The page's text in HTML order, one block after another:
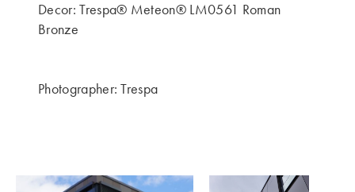
KARIERA
NASZA WIZJA I WARTOŚCI
HISTORIA
PURA® NFC VISUALISER
Decor: Trespa® Meteon® LM0561 Roman
Bronze
Photographer: Trespa